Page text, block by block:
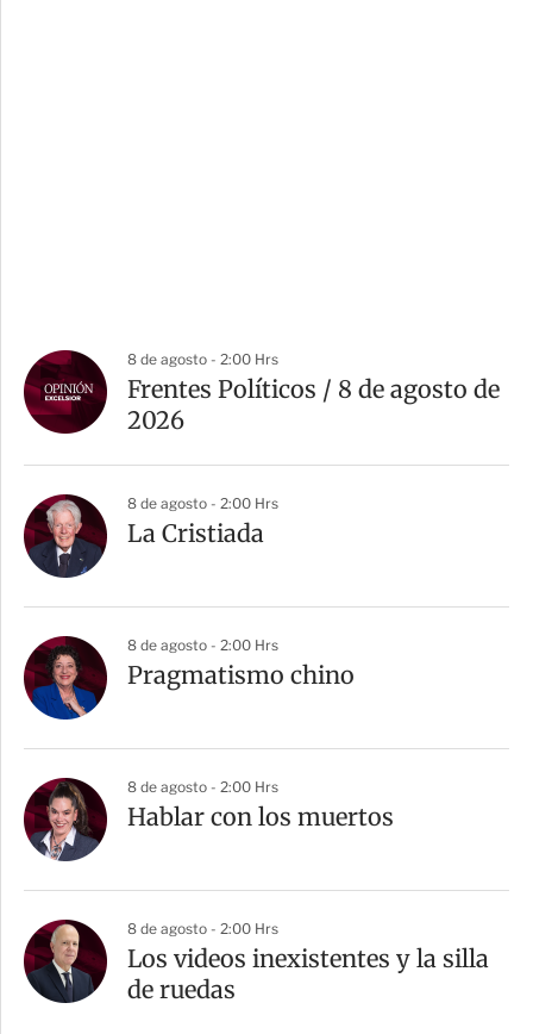
8 de agosto - 2:00 Hrs
Frentes Políticos / 8 de agosto de
2026
8 de agosto - 2:00 Hrs
La Cristiada
8 de agosto - 2:00 Hrs
Pragmatismo chino
8 de agosto - 2:00 Hrs
Hablar con los muertos
8 de agosto - 2:00 Hrs
Los videos inexistentes y la silla
de ruedas